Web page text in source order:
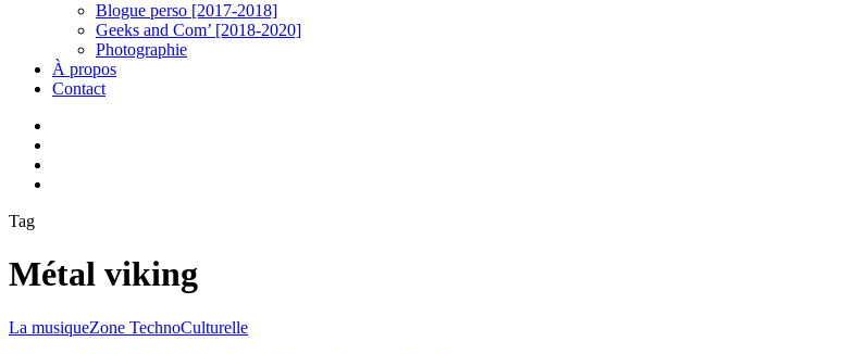
Blogue perso [2017-2018]
Geeks and Com’ [2018-2020]
Photographie
À propos
Contact
Tag
Métal viking
[Heavy
La musiqueZone TechnoCulturelle